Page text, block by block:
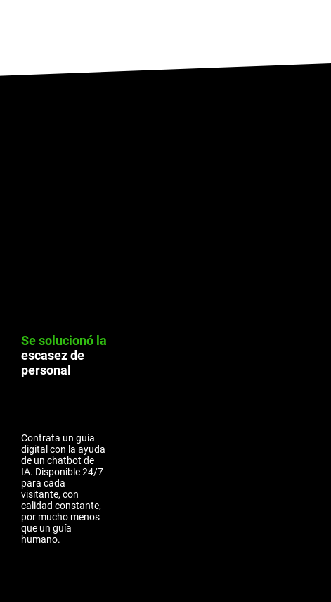
Se solucionó la
escasez de
personal
Contrata un guía
digital con la ayuda
de un chatbot de
IA. Disponible 24/7
para cada
visitante, con
calidad constante,
por mucho menos
que un guía
humano.